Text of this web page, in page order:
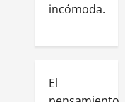
incómoda.
El